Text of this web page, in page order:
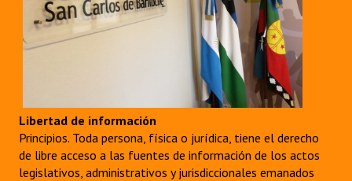
Libertad de información
Principios. Toda persona, física o jurídica, tiene el derecho
de libre acceso a las fuentes de información de los actos
legislativos, administrativos y jurisdiccionales emanados